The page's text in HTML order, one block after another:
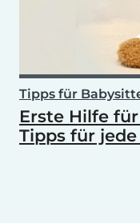
Tipps für
Erste Hilfe
Tipps für